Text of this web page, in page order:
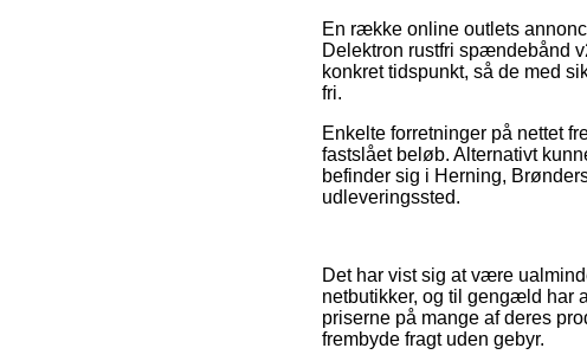
En række online outlets
Delektron rustfri spændebånd
konkret tidspunkt, så de med
fri.
Enkelte forretninger på nettet
fastslået beløb. Alternativt
befinder sig i Herning,
udleveringssted.
Det har vist sig at være
netbutikker, og til gengæld har
priserne på mange af deres
frembyde fragt uden gebyr.